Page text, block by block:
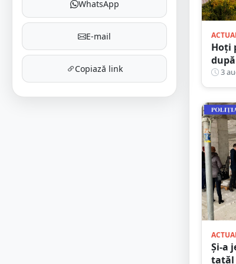
WhatsApp
E-mail
Copiază link
Hoți
dat
Un
pază
3
Și-a
tatăl